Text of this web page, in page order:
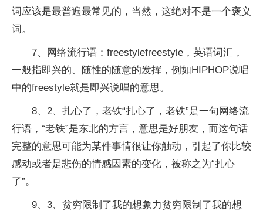
词应该是最普遍最常见的，当然，这绝对不是一个褒义
词。
7、网络流行语：freestylefreestyle，英语词汇，
一般指即兴的、随性的随意的发挥，例如HIPHOP说唱
中的freestyle就是即兴说唱的意思。
8、2、扎心了，老铁“扎心了，老铁”是一句网络流
行语，“老铁”是东北的方言，意思是好朋友，而这句话
完整的意思可能为某件事情很让你触动，引起了你比较
感动或者是悲伤的情感因素的变化，被称之为“扎心
了”。
9、3、贫穷限制了我的想象力贫穷限制了我的想